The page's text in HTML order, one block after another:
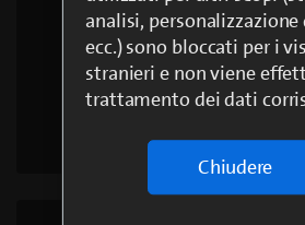
Creare un
Crea login
analisi, personalizzazione
ecc.) sono bloccati per i
stranieri e non viene
trattamento dei dati
Chiudere